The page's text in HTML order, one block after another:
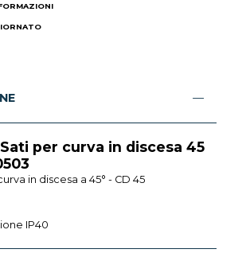
per curva in discesa 45
in discesa a 45° - CD 45
IP40